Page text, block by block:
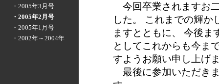
・2005年3月号
・2005年2月号
・2005年1月号
・2002年～2004年
今回卒業されますお
した。 これまでの輝か
ますとともに、 今後ま
としてこれからも今ま
すようお願い申し上げ
最後に参加いただき